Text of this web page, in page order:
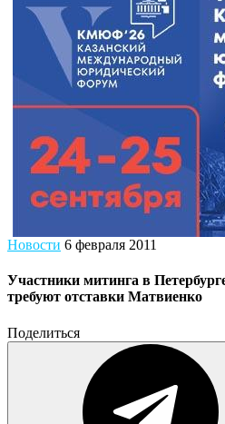
Новости 6 февраля 2011
Участники митинга в
требуют отставки Матвиенко
Поделиться